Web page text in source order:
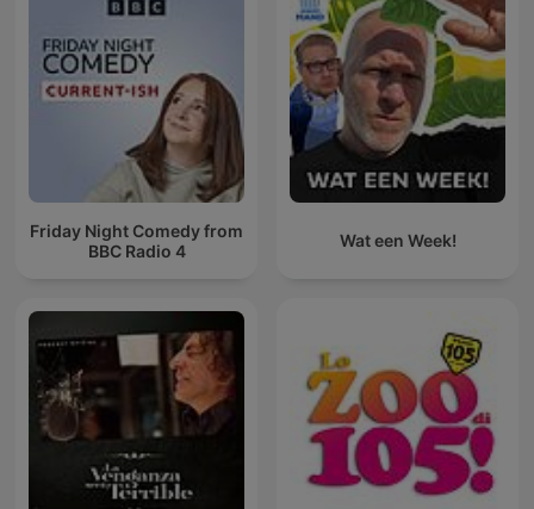
Friday Night Comedy from
BBC Radio 4
Wat een Week!